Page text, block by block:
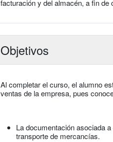
facturación y del almacén, a fin
Objetivos
Al completar el curso, el alumno
ventas de la empresa, pues
La documentación asociada
transporte de mercancías.